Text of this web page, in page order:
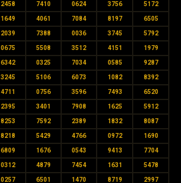
2458 7410 0624 3756 5172
1649 4061 7084 8197 6505
2039 7388 0036 3745 5792
0675 5508 3512 4151 1979
6342 0325 7034 0585 9287
3245 5106 6073 1082 8392
4711 0756 3596 7493 6520
2395 3401 7908 1625 5912
8253 7592 2389 1832 8087
8218 5429 4766 0972 1690
6809 1676 0543 9413 7704
0312 4879 7454 1631 5478
0257 6501 1470 8719 2997